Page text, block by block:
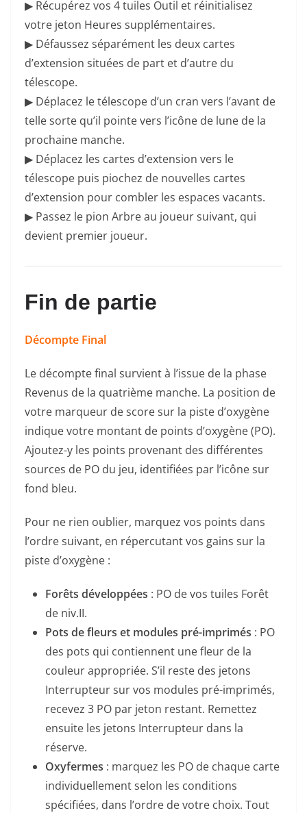
▶ Récupérez vos 4 tuiles Outil et réinitialisez
votre jeton Heures supplémentaires.
▶ Défaussez séparément les deux cartes
d’extension situées de part et d’autre du
télescope.
▶ Déplacez le télescope d’un cran vers l’avant de
telle sorte qu’il pointe vers l’icône de lune de la
prochaine manche.
▶ Déplacez les cartes d’extension vers le
télescope puis piochez de nouvelles cartes
d’extension pour combler les espaces vacants.
▶ Passez le pion Arbre au joueur suivant, qui
devient premier joueur.
Fin de partie
Décompte Final
Le décompte final survient à l’issue de la phase
Revenus de la quatrième manche. La position de
votre marqueur de score sur la piste d’oxygène
indique votre montant de points d’oxygène (PO).
Ajoutez-y les points provenant des différentes
sources de PO du jeu, identifiées par l’icône sur
fond bleu.
Pour ne rien oublier, marquez vos points dans
l’ordre suivant, en répercutant vos gains sur la
piste d’oxygène :
Forêts développées : PO de vos tuiles Forêt
de niv.II.
Pots de fleurs et modules pré-imprimés : PO
des pots qui contiennent une fleur de la
couleur appropriée. S’il reste des jetons
Interrupteur sur vos modules pré-imprimés,
recevez 3 PO par jeton restant. Remettez
ensuite les jetons Interrupteur dans la
réserve.
Oxyfermes : marquez les PO de chaque carte
individuellement selon les conditions
spécifiées, dans l’ordre de votre choix. Tout